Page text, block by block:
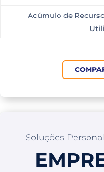
Acúmulo de
Soluções